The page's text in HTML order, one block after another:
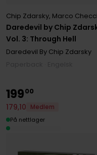
Daredevil by Chip
Vol. 3: Through Hell
Chip Zdarsky, Marco
Daredevil By Chip Zdarsky
19900
179,10
Medlem
På nettlager